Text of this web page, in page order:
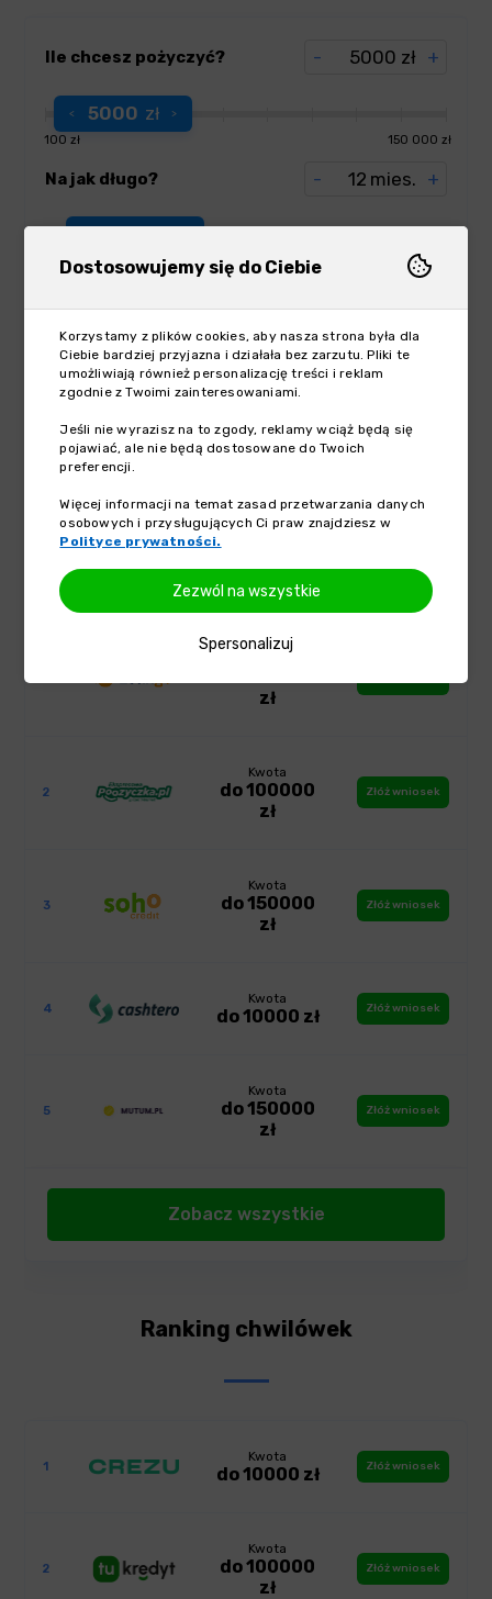
Ile chcesz pożyczyć? zł
- +
5000 zł
100 zł 150 000 zł
Na jak długo? mies.
- +
3 mies. 120 mies.
Pożyczki od 91 dni do 120 miesięcy | Reprezentatywny przykład:
po 488,33 zł. Maks. RRSO: 311,72%.
Ranking pożyczek ratalnych
zł
2
Kwota
do 100000
zł
Złóż wniosek
3
Kwota
do 150000
zł
Złóż wniosek
4
Kwota
do 10000 zł Złóż wniosek
5
Kwota
do 150000
zł
Złóż wniosek
Zobacz wszystkie
Ranking chwilówek
1
Kwota
do 10000 zł Złóż wniosek
2
Kwota
do 100000
zł
Złóż wniosek
Dostosowujemy się do Ciebie
Korzystamy z plików cookies, aby nasza strona była dla
Ciebie bardziej przyjazna i działała bez zarzutu. Pliki te
umożliwiają również personalizację treści i reklam
zgodnie z Twoimi zainteresowaniami.
Jeśli nie wyrazisz na to zgody, reklamy wciąż będą się
pojawiać, ale nie będą dostosowane do Twoich
preferencji.
Więcej informacji na temat zasad przetwarzania danych
osobowych i przysługujących Ci praw znajdziesz w
Polityce prywatności.
Spersonalizuj
Zezwól na wszystkie